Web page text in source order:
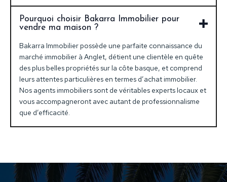
Pourquoi choisir Bakarra Immobilier pour
vendre ma maison ?
Bakarra Immobilier possède une parfaite connaissance du
marché immobilier à Anglet, détient une clientèle en quête
des plus belles propriétés sur la côte basque, et comprend
leurs attentes particulières en termes d’achat immobilier.
Nos agents immobiliers sont de véritables experts locaux et
vous accompagneront avec autant de professionnalisme
que d’efficacité.